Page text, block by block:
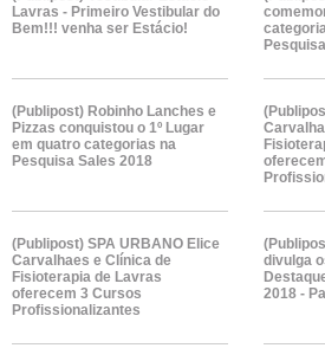
Lavras - Primeiro Vestibular do
Bem!!! venha ser Estácio!
(Publipost) Robinho Lanches e
Pizzas conquistou o 1º Lugar
em quatro categorias na
Pesquisa Sales 2018
(Publipost) SPA URBANO Elice
Carvalhaes e Clínica de
Fisioterapia de Lavras
oferecem 3 Cursos
Profissionalizantes
divulga
2018 -